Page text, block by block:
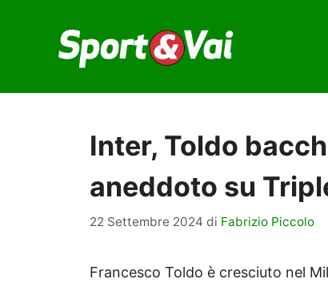
contenuto
Inter, Toldo
aneddoto su
22 Settembre 2024 di Fabrizio Piccolo
Francesco Toldo è cresciuto nel